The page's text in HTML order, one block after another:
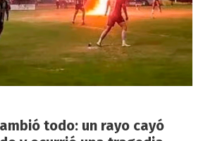
todo: un rayo cayó